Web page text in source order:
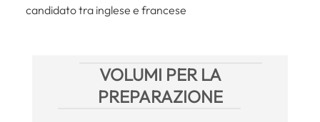
candidato tra inglese e francese
VOLUMI PER LA
PREPARAZIONE